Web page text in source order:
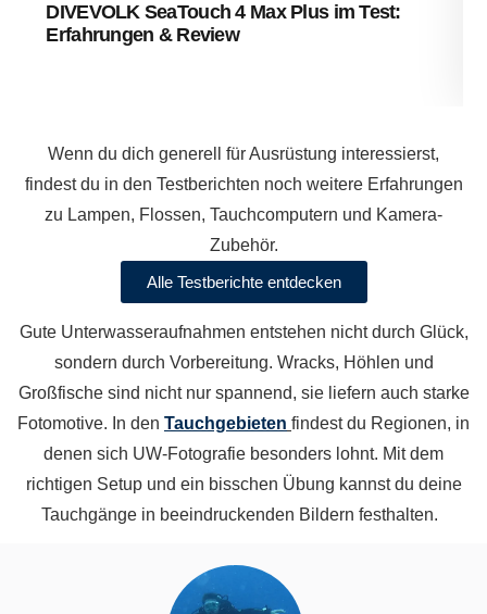
DIVEVOLK SeaTouch 4 Max Plus im Test:
Erfahrungen & Review
Wenn du dich generell für Ausrüstung interessierst,
findest du in den Testberichten noch weitere Erfahrungen
zu Lampen, Flossen, Tauchcomputern und Kamera-
Zubehör.
Alle Testberichte entdecken
Gute Unterwasseraufnahmen entstehen nicht durch Glück,
sondern durch Vorbereitung. Wracks, Höhlen und
Großfische sind nicht nur spannend, sie liefern auch starke
Fotomotive. In den Tauchgebieten findest du Regionen, in
denen sich UW-Fotografie besonders lohnt. Mit dem
richtigen Setup und ein bisschen Übung kannst du deine
Tauchgänge in beeindruckenden Bildern festhalten.